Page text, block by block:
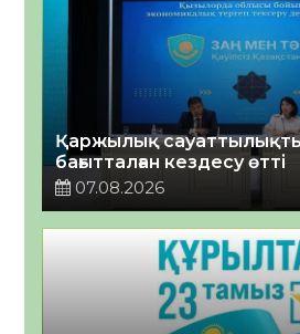
Қаржылық сауаттылықты
бағытталған кездесу өтті
07.08.2026